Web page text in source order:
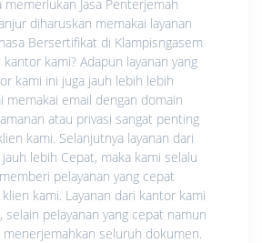
memerlukan Jasa Penterjemah
diharuskan memakai layanan
Bersertifikat di Klampisngasem
kami? Adapun layanan yang
kami ini juga jauh lebih lebih
memakai email dengan domain
atau privasi sangat penting
kami. Selanjutnya layanan dari
lebih Cepat, maka kami selalu
pelayanan yang cepat
kami. Layanan dari kantor kami
selain pelayanan yang cepat namun
seluruh dokumen.